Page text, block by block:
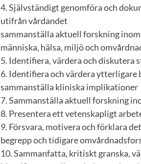
4. Självständigt genomföra och
utifrån vårdandet
sammanställa aktuell forskning
människa, hälsa, miljö och
5. Identifiera, värdera och diskutera
6. Identifiera och värdera ytterligare
sammanställa kliniska implikationer
7. Sammanställa aktuell forskning
8. Presentera ett vetenskapligt
9. Försvara, motivera och förklara
begrepp och tidigare
10. Sammanfatta, kritiskt granska,